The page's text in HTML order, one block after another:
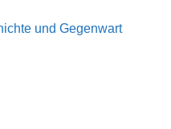
und Gegenwart